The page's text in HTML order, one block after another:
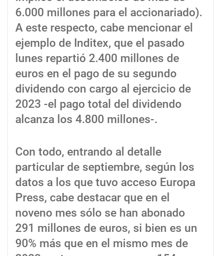
6.000 millones para el accionariado).
A este respecto, cabe mencionar el
ejemplo de Inditex, que el pasado
lunes repartió 2.400 millones de
euros en el pago de su segundo
dividendo con cargo al ejercicio de
2023 -el pago total del dividendo
alcanza los 4.800 millones-.
Con todo, entrando al detalle
particular de septiembre, según los
datos a los que tuvo acceso Europa
Press, cabe destacar que en el
noveno mes sólo se han abonado
291 millones de euros, si bien es un
90% más que en el mismo mes de